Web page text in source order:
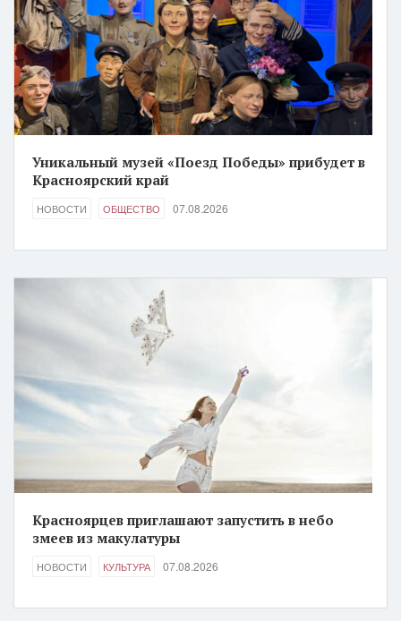
Уникальный музей «Поезд Победы» прибудет в
Красноярский край
НОВОСТИ ОБЩЕСТВО 07.08.2026
Красноярцев приглашают запустить в небо
змеев из макулатуры
НОВОСТИ КУЛЬТУРА 07.08.2026